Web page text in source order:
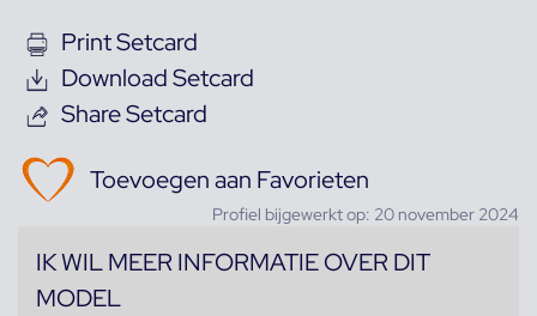
Print Setcard
Download Setcard
Share Setcard
Toevoegen aan Favorieten
Profiel bijgewerkt op: 20 november 2024
IK WIL MEER INFORMATIE OVER DIT
MODEL